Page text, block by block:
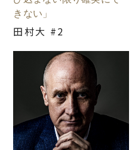
きない」
田村大 #2